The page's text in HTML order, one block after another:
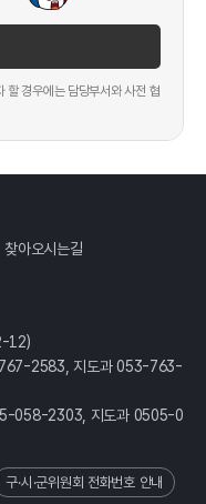
할 경우에는 담당부서와 사전 협
찾아오시는길
12)
2583, 지도과 053-763-
058-2303, 지도과 0505-0
구·시·군위원회 전화번호 안내